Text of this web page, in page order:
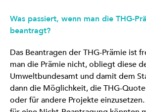
Was passiert, wenn man die THG-
beantragt?
Das Beantragen der THG-Prämie ist
man die Prämie nicht, obliegt diese
Umweltbundesamt und damit dem
dann die Möglichkeit, die THG-
oder für andere Projekte